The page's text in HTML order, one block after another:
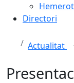
Directori
Actualitat